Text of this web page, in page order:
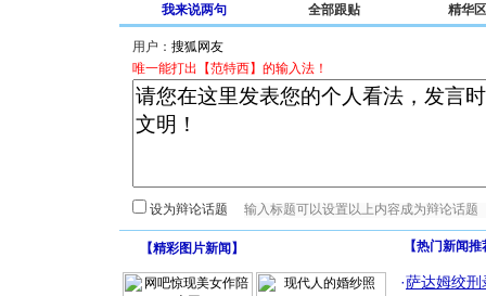
我来说两句 全部跟贴 精华区
用户：
唯一能打出【范特西】的输入法！
设为辩论话题
【精彩图片新闻 】 【热门新闻
·萨达姆绞刑